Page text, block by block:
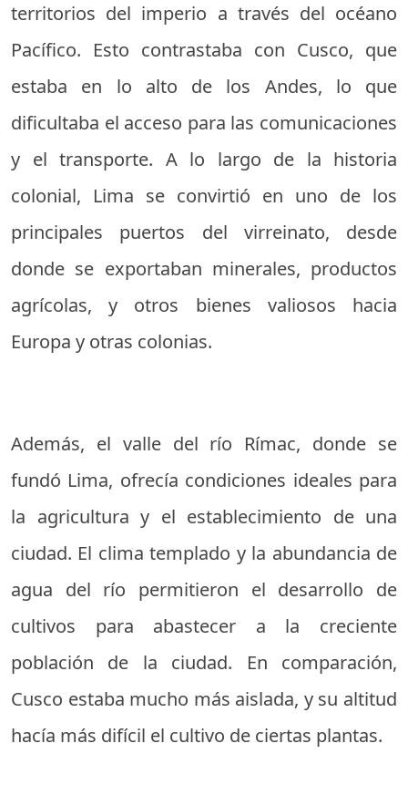
territorios del imperio a través del océano
Pacífico. Esto contrastaba con Cusco, que
estaba en lo alto de los Andes, lo que
dificultaba el acceso para las comunicaciones
y el transporte. A lo largo de la historia
colonial, Lima se convirtió en uno de los
principales puertos del virreinato, desde
donde se exportaban minerales, productos
agrícolas, y otros bienes valiosos hacia
Europa y otras colonias.
Además, el valle del río Rímac, donde se
fundó Lima, ofrecía condiciones ideales para
la agricultura y el establecimiento de una
ciudad. El clima templado y la abundancia de
agua del río permitieron el desarrollo de
cultivos para abastecer a la creciente
población de la ciudad. En comparación,
Cusco estaba mucho más aislada, y su altitud
hacía más difícil el cultivo de ciertas plantas.